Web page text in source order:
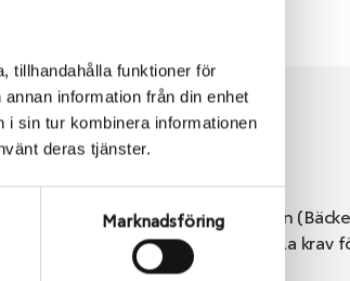
tillhandahålla funktioner för
information från din enhet
sin tur kombinera informationen
deras tjänster.
Marknadsföring
i Göteborg. Välj mellan Hisingen
däck ser vi till att de uppfyller alla krav